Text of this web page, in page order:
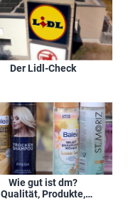
Der Lidl-Check
Wie gut ist dm?
Qualität, Produkte,